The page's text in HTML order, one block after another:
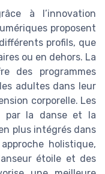
à l’innovation
proposent
profils, que
ou en dehors. La
des programmes
adultes dans leur
corporelle. Les
par la danse et la
plus intégrés dans
holistique,
étoile et des